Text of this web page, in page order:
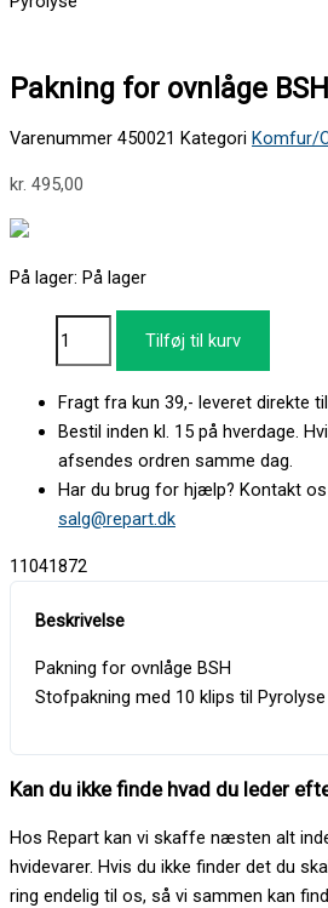
Pakning for ovnlåge
Varenummer 450021 Kategori Komfur/
kr. 495,00
På lager: På lager
Tilføj til kurv
Fragt fra kun 39,- leveret direkte
Bestil inden kl. 15 på hverdage.
afsendes ordren samme dag.
Har du brug for hjælp? Kontakt
salg@repart.dk
11041872
Pakning for ovnlåge BSH
Stofpakning med 10 klips til
Kan du ikke finde hvad du leder
Hos Repart kan vi skaffe næsten alt
hvidevarer. Hvis du ikke finder det du
ring endelig til os, så vi sammen kan